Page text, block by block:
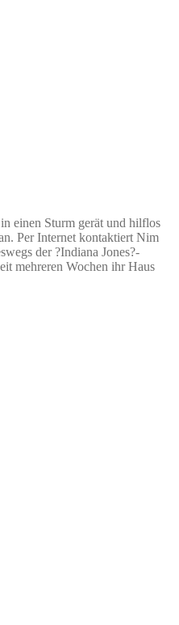
einen Sturm gerät und hilflos
Per Internet kontaktiert Nim
der ?Indiana Jones?-
mehreren Wochen ihr Haus